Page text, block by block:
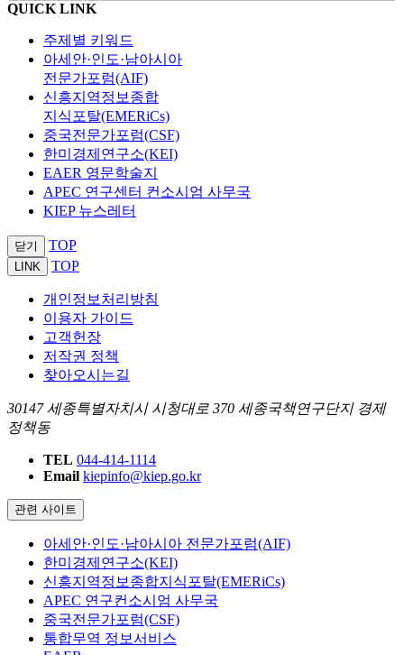
QUICK LINK
주제별 키워드
아세안·인도·남아시아
전문가포럼(AIF)
신흥지역정보종합
지식포탈(EMERiCs)
중국전문가포럼(CSF)
한미경제연구소(KEI)
EAER 영문학술지
APEC 연구센터 컨소시엄 사무국
KIEP 뉴스레터
닫기 TOP
LINK TOP
개인정보처리방침
이용자 가이드
고객헌장
저작권 정책
찾아오시는길
30147 세종특별자치시 시청대로 370 세종국책연구단지 경제
정책동
TEL 044-414-1114
Email kiepinfo@kiep.go.kr
관련 사이트
아세안·인도·남아시아 전문가포럼(AIF)
한미경제연구소(KEI)
신흥지역정보종합지식포탈(EMERiCs)
APEC 연구컨소시엄 사무국
중국전문가포럼(CSF)
통합무역 정보서비스